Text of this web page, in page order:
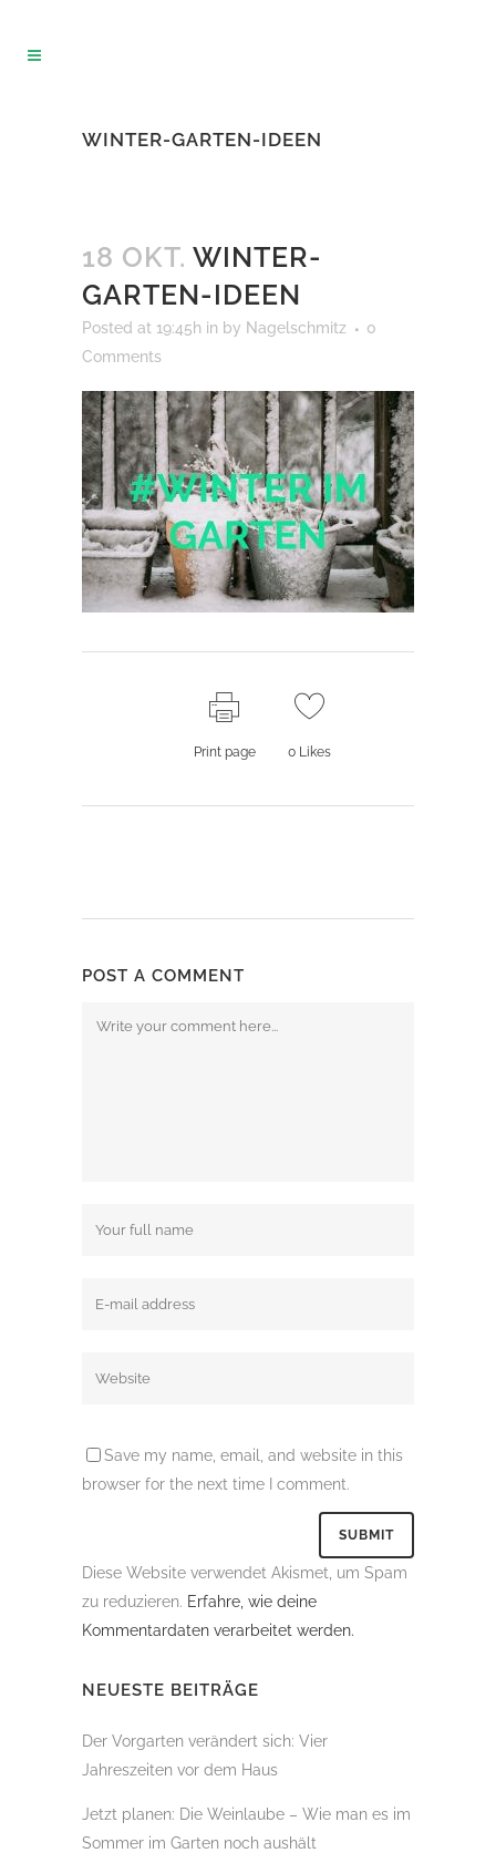
WINTER-GARTEN-IDEEN
18 OKT. WINTER-
GARTEN-IDEEN
Posted at 19:45h in by Nagelschmitz
0
Comments
Print page 0Likes
POST A COMMENT
Save my name, email, and website in this
browser for the next time I comment.
Diese Website verwendet Akismet, um Spam
zu reduzieren. Erfahre, wie deine
Kommentardaten verarbeitet werden.
NEUESTE BEITRÄGE
Der Vorgarten verändert sich: Vier
Jahreszeiten vor dem Haus
Jetzt planen: Die Weinlaube – Wie man es im
Sommer im Garten noch aushält